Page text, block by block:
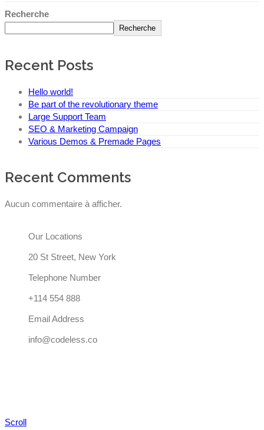
Recherche
Recherche
Recent Posts
Hello world!
Be part of the revolutionary theme
Large Support Team
SEO & Marketing Campaign
Various Demos & Premade Pages
Recent Comments
Aucun commentaire à afficher.
Our Locations
20 St Street, New York
Telephone Number
+114 554 888
Email Address
info@codeless.co
Scroll